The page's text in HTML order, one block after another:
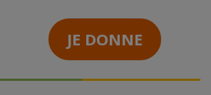
JE DONNE